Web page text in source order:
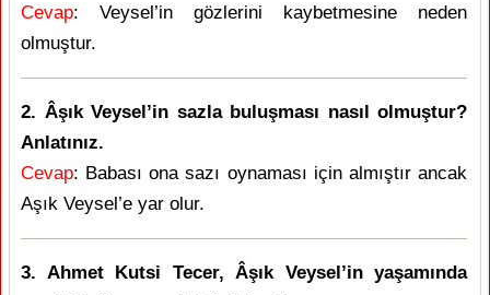
Cevap: Veysel’in gözlerini kaybetmesine neden
olmuştur.
2. Âşık Veysel’in sazla buluşması nasıl olmuştur?
Anlatınız.
Cevap: Babası ona sazı oynaması için almıştır ancak
Aşık Veysel’e yar olur.
3. Ahmet Kutsi Tecer, Âşık Veysel’in yaşamında